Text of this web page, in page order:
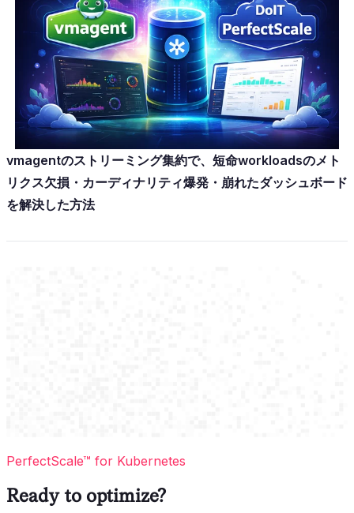
vmagentのストリーミング集約で、短命workloadsのメト
リクス欠損・カーディナリティ爆発・崩れたダッシュボード
を解決した方法
PerfectScale™ for Kubernetes
Ready to optimize?